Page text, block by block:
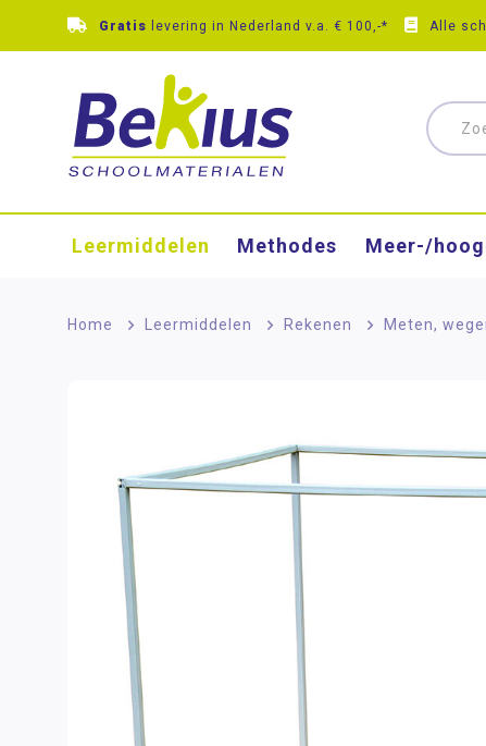
Gratis levering in Nederland v.a. € 100,-* Alle
Leermiddelen Methodes Meer-/
Home > Leermiddelen > Rekenen > Meten,